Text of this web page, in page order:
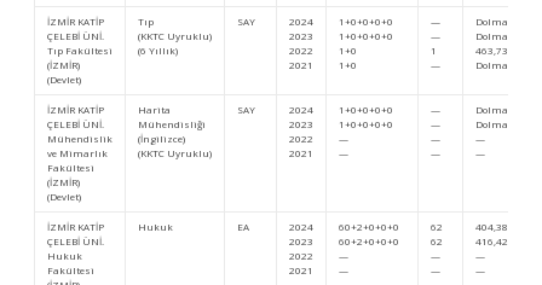
İZMİR KATİP
ÇELEBİ ÜNİ.
Tıp Fakültesi
(İZMİR)
(Devlet)
Tıp
(KKTC Uyruklu)
(6 Yıllık)
SAY
2024
2023
2022
2021
1+0+0+0+0
1+0+0+0+0
1+0
1+0
—
—
1
—
Dolmadı
Dolmadı
463,73038
Dolmadı
İZMİR KATİP
ÇELEBİ ÜNİ.
Mühendislik
ve Mimarlık
Fakültesi
(İZMİR)
(Devlet)
Harita
Mühendisliği
(İngilizce)
(KKTC Uyruklu)
SAY
2024
2023
2022
2021
1+0+0+0+0
1+0+0+0+0
—
—
—
—
—
—
Dolmadı
Dolmadı
—
—
İZMİR KATİP
ÇELEBİ ÜNİ.
Hukuk
Fakültesi
Hukuk EA
2024
2023
2022
2021
60+2+0+0+0
60+2+0+0+0
—
—
62
62
—
—
404,38674
416,42634
—
—